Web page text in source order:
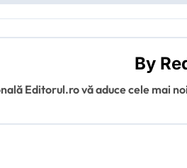
By
Editorul.ro vă aduce cele mai